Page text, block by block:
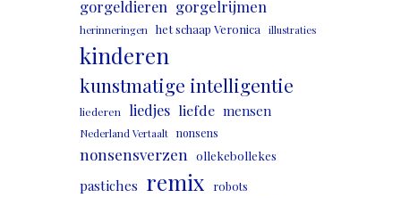
gorgeldieren gorgelrijmen
herinneringen het schaap Veronica illustraties
kinderen
kunstmatige intelligentie
liederen liedjes liefde mensen
Nederland Vertaalt nonsens
nonsensverzen ollekebollekes
pastiches remix
robots